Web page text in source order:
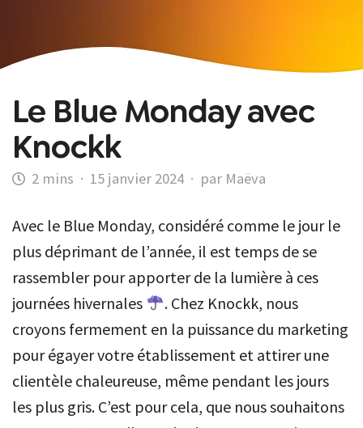
Le Blue Monday avec
Knockk
· 15 janvier 2024 · par Maëva
Avec le Blue Monday, considéré comme le jour le
plus déprimant de l’année, il est temps de se
rassembler pour apporter de la lumière à ces
journées hivernales
. Chez Knockk, nous
croyons fermement en la puissance du marketing
pour égayer votre établissement et attirer une
clientèle chaleureuse, même pendant les jours
les plus gris. C’est pour cela, que nous souhaitons